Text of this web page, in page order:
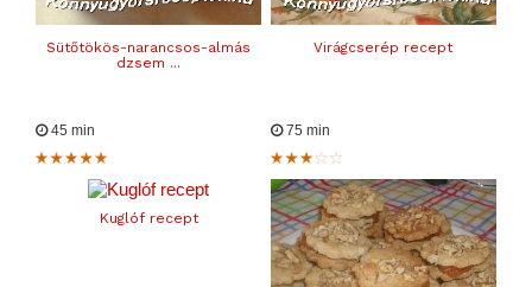
Sütőtökös-narancsos-almás
dzsem ...
Virágcserép recept
45 min
Kuglóf recept
75 min